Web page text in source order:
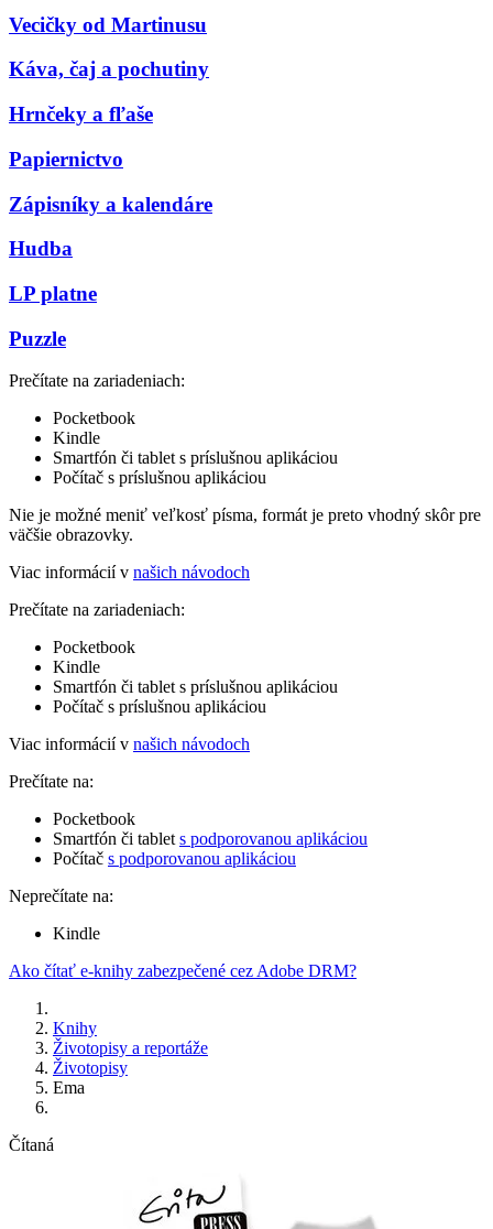
Vecičky od Martinusu
Káva, čaj a pochutiny
Hrnčeky a fľaše
Papiernictvo
Zápisníky a kalendáre
Hudba
LP platne
Puzzle
Prečítate na zariadeniach:
Pocketbook
Kindle
Smartfón či tablet s príslušnou aplikáciou
Počítač s príslušnou aplikáciou
Nie je možné meniť veľkosť písma, formát je preto vhodný skôr pre
väčšie obrazovky.
Viac informácií v našich návodoch
Prečítate na zariadeniach:
Pocketbook
Kindle
Smartfón či tablet s príslušnou aplikáciou
Počítač s príslušnou aplikáciou
Viac informácií v našich návodoch
Prečítate na:
Pocketbook
Smartfón či tablet s podporovanou aplikáciou
Počítač s podporovanou aplikáciou
Neprečítate na:
Kindle
Ako čítať e-knihy zabezpečené cez Adobe DRM?
Knihy
Životopisy a reportáže
Životopisy
Ema
Čítaná